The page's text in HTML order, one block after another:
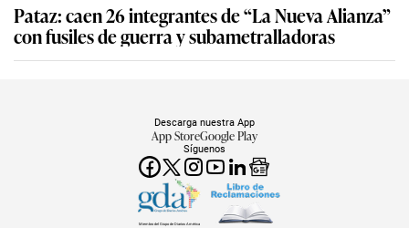
Pataz: caen 26 integrantes de “La Nueva Alianza”
con fusiles de guerra y subametralladoras
Síguenos
Descarga nuestra App
App StoreGoogle Play
Miembro del Grupo de Diarios América